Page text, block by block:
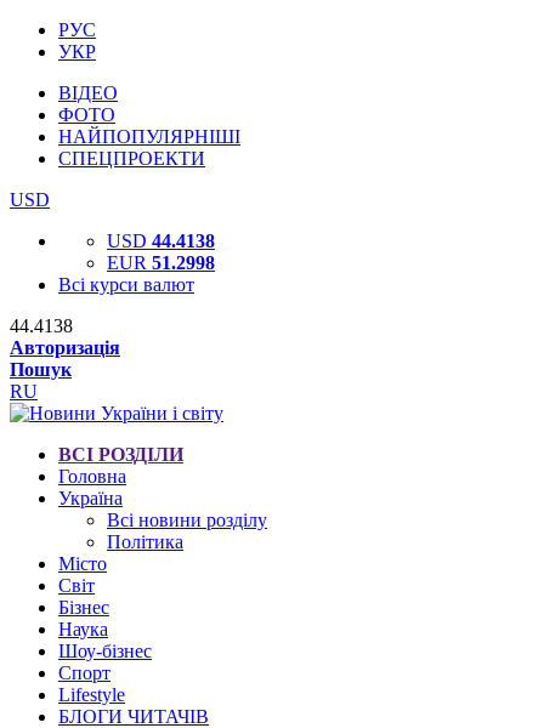
РУС
УКР
ВІДЕО
ФОТО
НАЙПОПУЛЯРНІШІ
СПЕЦПРОЕКТИ
USD
USD 44.4138
EUR 51.2998
Всі курси валют
44.4138
Авторизація
Пошук
RU
ВСІ РОЗДІЛИ
Головна
Україна
Всі новини розділу
Політика
Місто
Світ
Бізнес
Наука
Шоу-бізнес
Спорт
Lifestyle
БЛОГИ ЧИТАЧІВ